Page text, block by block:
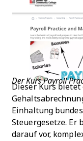
Der Kurs Payroll
Dieser Kurs
Einhaltung
Steuergesetze. Er
darauf vor,